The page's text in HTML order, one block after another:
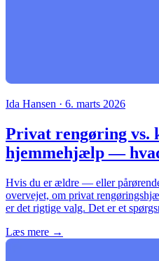
Ida Hansen · 6. marts 2026
Privat rengøring vs.
hjemmehjælp —
Hvis du er ældre — eller
overvejet, om privat
er det rigtige valg. Det er et
Læs mere →